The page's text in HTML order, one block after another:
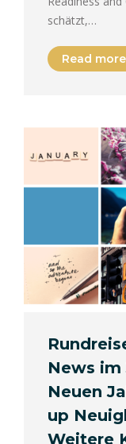
schätzt,…
Read more
News im
Neuen
up
Weitere